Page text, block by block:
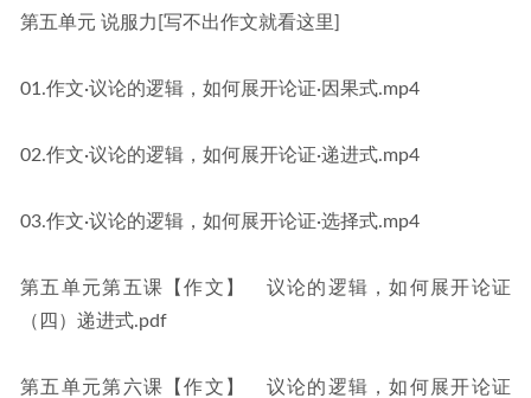
第五单元 说服力[写不出作文就看这里]
01.作文·议论的逻辑，如何展开论证·因果式.mp4
02.作文·议论的逻辑，如何展开论证·递进式.mp4
03.作文·议论的逻辑，如何展开论证·选择式.mp4
第五单元第五课【作文】　议论的逻辑，如何展开论证
（四）递进式.pdf
第五单元第六课【作文】　议论的逻辑，如何展开论证